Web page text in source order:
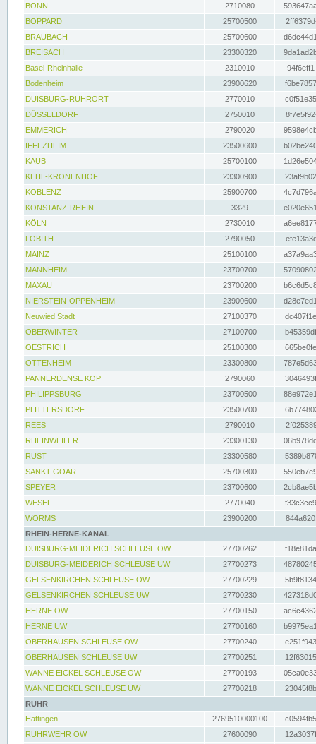
BONN
2710080
BOPPARD
25700500
BRAUBACH
25700600
BREISACH
23300320
Basel-Rheinhalle
2310010
Bodenheim
23900620
DUISBURG-RUHRORT
2770010
DÜSSELDORF
2750010
EMMERICH
2790020
IFFEZHEIM
23500600
KAUB
25700100
KEHL-KRONENHOF
23300900
KOBLENZ
25900700
KONSTANZ-RHEIN
3329
KÖLN
2730010
LOBITH
2790050
MAINZ
25100100
MANNHEIM
23700700
MAXAU
23700200
NIERSTEIN-OPPENHEIM
23900600
Neuwied Stadt
27100370
OBERWINTER
27100700
OESTRICH
25100300
OTTENHEIM
23300800
PANNERDENSE KOP
2790060
PHILIPPSBURG
23700500
PLITTERSDORF
23500700
REES
2790010
RHEINWEILER
23300130
RUST
23300580
SANKT GOAR
25700300
SPEYER
23700600
WESEL
2770040
WORMS
23900200
RHEIN-HERNE-KANAL
DUISBURG-MEIDERICH SCHLEUSE OW
27700262
DUISBURG-MEIDERICH SCHLEUSE UW
27700273
GELSENKIRCHEN SCHLEUSE OW
27700229
GELSENKIRCHEN SCHLEUSE UW
27700230
HERNE OW
27700150
HERNE UW
27700160
OBERHAUSEN SCHLEUSE OW
27700240
OBERHAUSEN SCHLEUSE UW
27700251
WANNE EICKEL SCHLEUSE OW
27700193
WANNE EICKEL SCHLEUSE UW
27700218
RUHR
Hattingen
2769510000100
RUHRWEHR OW
27600090